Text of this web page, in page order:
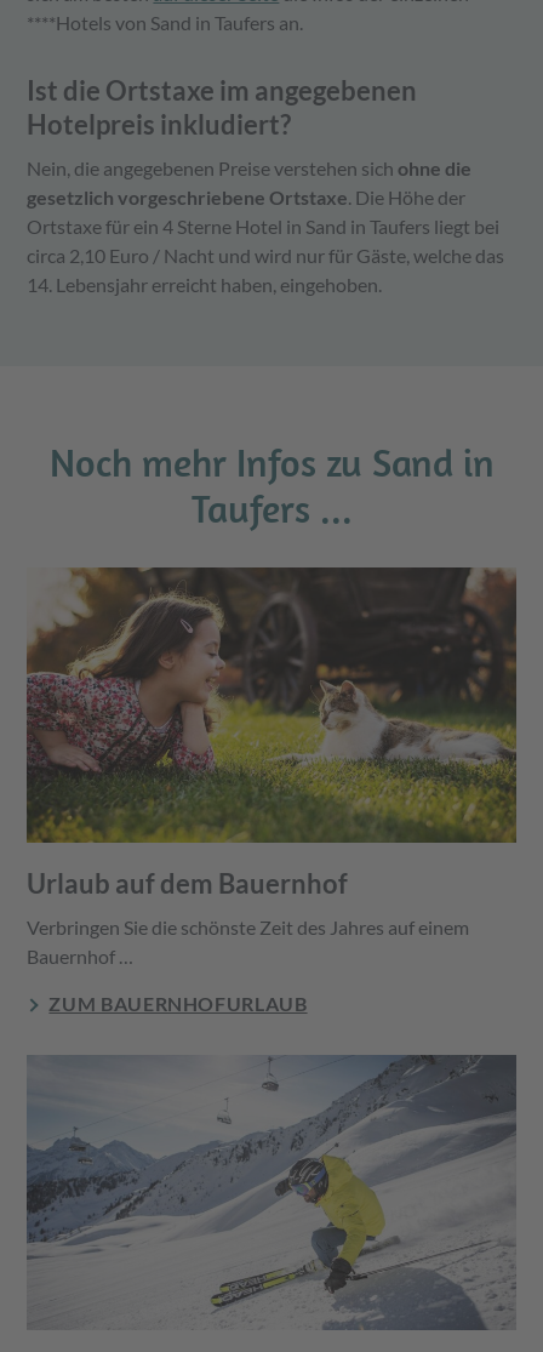
****Hotels von Sand in Taufers an.
Ist die Ortstaxe im angegebenen
Hotelpreis inkludiert?
Nein, die angegebenen Preise verstehen sich ohne die
gesetzlich vorgeschriebene Ortstaxe. Die Höhe der
Ortstaxe für ein 4 Sterne Hotel in Sand in Taufers liegt bei
circa 2,10 Euro / Nacht und wird nur für Gäste, welche das
14. Lebensjahr erreicht haben, eingehoben.
Noch mehr Infos zu Sand in
Taufers ...
Urlaub auf dem Bauernhof
Verbringen Sie die schönste Zeit des Jahres auf einem
Bauernhof …
ZUM BAUERNHOFURLAUB